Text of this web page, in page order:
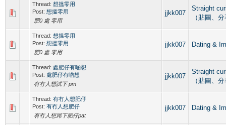
Thread: 想搵零用
Post: 想搵零用
肥0 處 零用
jjkk007
Straight
（貼圖、
Thread: 想搵零用
Post: 想搵零用
肥0 處 零用
jjkk007 Dating &
Thread: 處肥仔有啲想
Post: 處肥仔有啲想
有冇人想試下 pm
jjkk007
Straight
（貼圖、
Thread: 有冇人想肥仔
Post: 有冇人想肥仔
有冇人想屌下肥仔pat
jjkk007 Dating &